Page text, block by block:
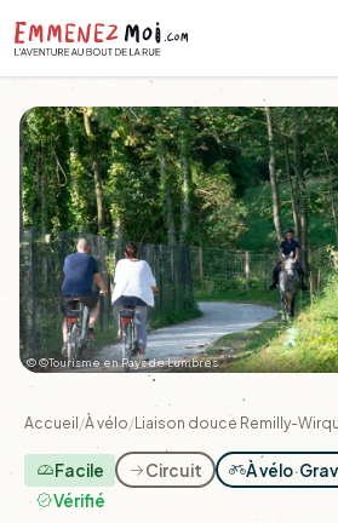
© ©Tourisme en Pays de Lumbres
Accueil /À vélo/Liaison douce Remilly-
Facile Circuit À vélo·
Vérifié